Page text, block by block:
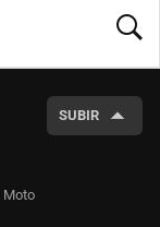
SUBIR
Moto